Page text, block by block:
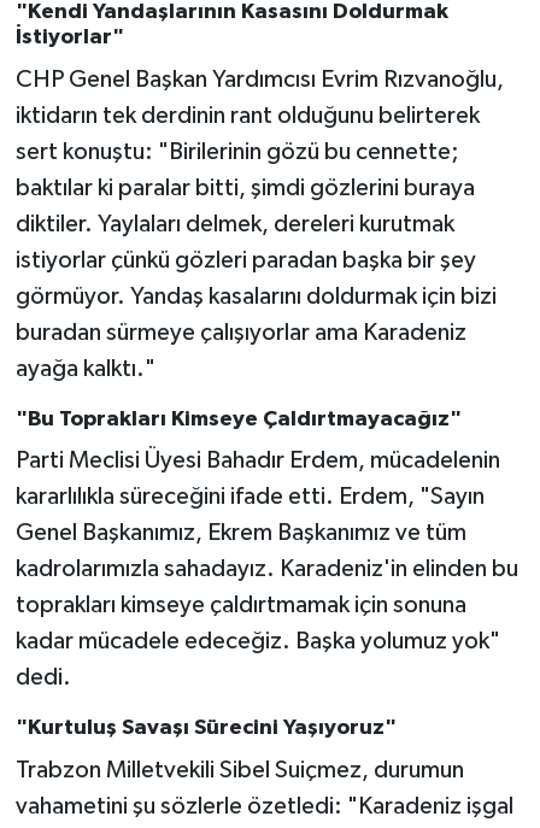
"Kendi Yandaşlarının Kasasını Doldurmak
İstiyorlar"
CHP Genel Başkan Yardımcısı Evrim Rızvanoğlu,
iktidarın tek derdinin rant olduğunu belirterek
sert konuştu: "Birilerinin gözü bu cennette;
baktılar ki paralar bitti, şimdi gözlerini buraya
diktiler. Yaylaları delmek, dereleri kurutmak
istiyorlar çünkü gözleri paradan başka bir şey
görmüyor. Yandaş kasalarını doldurmak için bizi
buradan sürmeye çalışıyorlar ama Karadeniz
ayağa kalktı."
"Bu Toprakları Kimseye Çaldırtmayacağız"
Parti Meclisi Üyesi Bahadır Erdem, mücadelenin
kararlılıkla süreceğini ifade etti. Erdem, "Sayın
Genel Başkanımız, Ekrem Başkanımız ve tüm
kadrolarımızla sahadayız. Karadeniz'in elinden bu
toprakları kimseye çaldırtmamak için sonuna
kadar mücadele edeceğiz. Başka yolumuz yok"
dedi.
"Kurtuluş Savaşı Sürecini Yaşıyoruz"
Trabzon Milletvekili Sibel Suiçmez, durumun
vahametini şu sözlerle özetledi: "Karadeniz işgal